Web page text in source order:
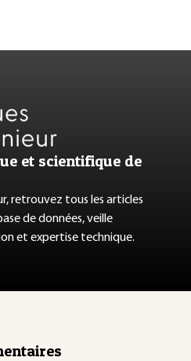
et scientifique de
retrouvez tous les articles
de données, veille
et expertise technique.